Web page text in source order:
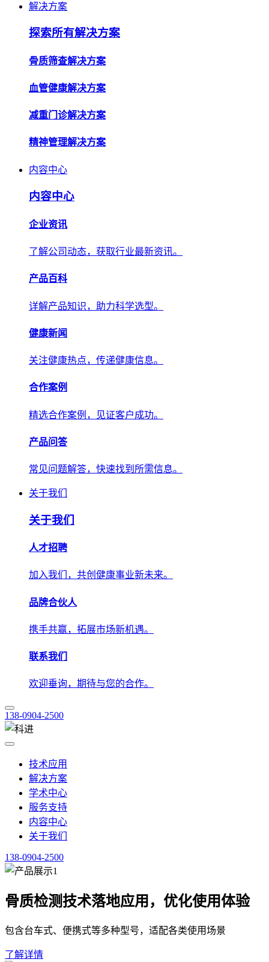
解决方案
探索所有解决方案
骨质筛查解决方案
血管健康解决方案
减重门诊解决方案
精神管理解决方案
内容中心
内容中心
企业资讯
了解公司动态，获取行业最新资讯。
产品百科
详解产品知识，助力科学选型。
健康新闻
关注健康热点，传递健康信息。
合作案例
精选合作案例，见证客户成功。
产品问答
常见问题解答，快速找到所需信息。
关于我们
关于我们
人才招聘
加入我们，共创健康事业新未来。
品牌合伙人
携手共赢，拓展市场新机遇。
联系我们
欢迎垂询，期待与您的合作。
138-0904-2500
技术应用
解决方案
学术中心
服务支持
内容中心
关于我们
138-0904-2500
骨质检测技术落地应用，优化使用体验
包含台车式、便携式等多种型号，适配各类使用场景
了解详情